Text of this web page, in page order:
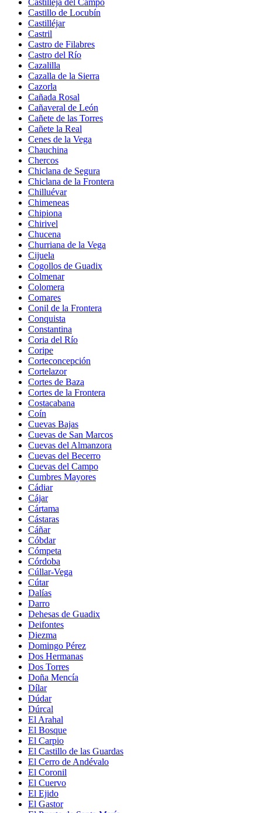
Castillo de Locubín
Castilléjar
Castril
Castro de Filabres
Castro del Río
Cazalilla
Cazalla de la Sierra
Cazorla
Cañada Rosal
Cañaveral de León
Cañete de las Torres
Cañete la Real
Cenes de la Vega
Chauchina
Chercos
Chiclana de Segura
Chiclana de la Frontera
Chilluévar
Chimeneas
Chipiona
Chirivel
Chucena
Churriana de la Vega
Cijuela
Cogollos de Guadix
Colmenar
Colomera
Comares
Conil de la Frontera
Conquista
Constantina
Coria del Río
Coripe
Corteconcepción
Cortelazor
Cortes de Baza
Cortes de la Frontera
Costacabana
Coín
Cuevas Bajas
Cuevas de San Marcos
Cuevas del Almanzora
Cuevas del Becerro
Cuevas del Campo
Cumbres Mayores
Cádiar
Cájar
Cártama
Cástaras
Cáñar
Cóbdar
Cómpeta
Córdoba
Cúllar-Vega
Cútar
Dalías
Darro
Dehesas de Guadix
Deifontes
Diezma
Domingo Pérez
Dos Hermanas
Dos Torres
Doña Mencía
Dílar
Dúdar
Dúrcal
El Arahal
El Bosque
El Carpio
El Castillo de las Guardas
El Cerro de Andévalo
El Coronil
El Cuervo
El Ejido
El Gastor